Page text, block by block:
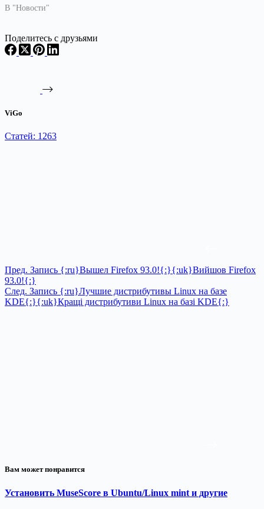
В "Новости"
Поделитесь с друзьями
ViGo
Статей: 1263
Пред. Запись {:ru}Вышел Firefox 93.0!{:}{:uk}Вийшов Firefox
93.0!{:}
След. Запись {:ru}Лучшие дистрибутивы Linux на базе
KDE{:}{:uk}Кращі дистрибутиви Linux на базі KDE{:}
Вам может понравится
Установить MuseScore в Ubuntu/Linux mint и другие